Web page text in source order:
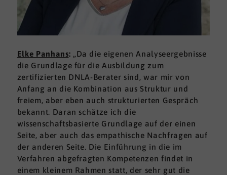
Elke Panhans: „Da die eigenen Analyseergebnisse
die Grundlage für die Ausbildung zum
zertifizierten DNLA-Berater sind, war mir von
Anfang an die Kombination aus Struktur und
freiem, aber eben auch strukturierten Gespräch
bekannt. Daran schätze ich die
wissenschaftsbasierte Grundlage auf der einen
Seite, aber auch das empathische Nachfragen auf
der anderen Seite. Die Einführung in die im
Verfahren abgefragten Kompetenzen findet in
einem kleinem Rahmen statt, der sehr gut die